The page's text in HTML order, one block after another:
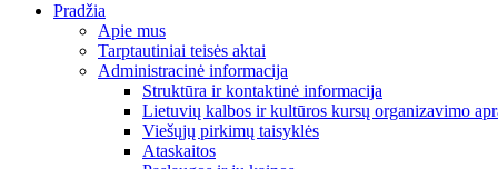
Pradžia
Apie mus
Tarptautiniai teisės aktai
Administracinė informacija
Struktūra ir kontaktinė informacija
Lietuvių kalbos ir kultūros kursų organizavimo
Viešųjų pirkimų taisyklės
Ataskaitos